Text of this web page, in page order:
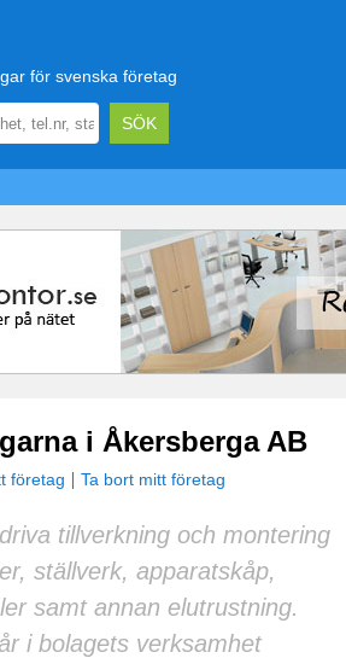
för svenska företag
i Åkersberga AB
företag Ta bort mitt företag
tillverkning och montering
ställverk, apparatskåp,
samt annan elutrustning.
i bolagets verksamhet